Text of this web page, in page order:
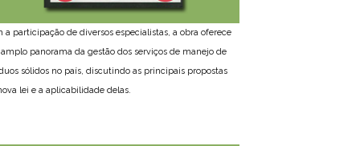
a participação de diversos especialistas, a obra oferece
panorama da gestão dos serviços de manejo de
sólidos no país, discutindo as principais propostas
lei e a aplicabilidade delas.